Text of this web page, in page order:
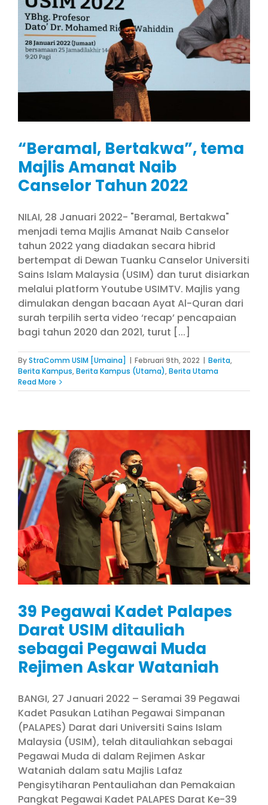
“Beramal, Bertakwa”, tema
Majlis Amanat Naib
Canselor Tahun 2022
NILAI, 28 Januari 2022- "Beramal, Bertakwa"
menjadi tema Majlis Amanat Naib Canselor
tahun 2022 yang diadakan secara hibrid
bertempat di Dewan Tuanku Canselor Universiti
Sains Islam Malaysia (USIM) dan turut disiarkan
melalui platform Youtube USIMTV. Majlis yang
dimulakan dengan bacaan Ayat Al-Quran dari
surah terpilih serta video ‘recap’ pencapaian
bagi tahun 2020 dan 2021, turut [...]
ByStraComm USIM [Umaina] | Februari 9th, 2022 | Berita,
Berita Kampus,Berita Kampus (Utama),Berita Utama
Read More
39 Pegawai Kadet Palapes
Darat USIM ditauliah
sebagai Pegawai Muda
Rejimen Askar Wataniah
BANGI, 27 Januari 2022 – Seramai 39 Pegawai
Kadet Pasukan Latihan Pegawai Simpanan
(PALAPES) Darat dari Universiti Sains Islam
Malaysia (USIM), telah ditauliahkan sebagai
Pegawai Muda di dalam Rejimen Askar
Wataniah dalam satu Majlis Lafaz
Pengisytiharan Pentauliahan dan Pemakaian
Pangkat Pegawai Kadet PALAPES Darat Ke-39